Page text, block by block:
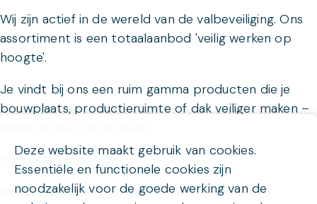
Wij zijn actief in de wereld van de valbeveiliging. Ons
assortiment is een totaalaanbod 'veilig werken op
hoogte'.
Je vindt bij ons een ruim gamma producten die je
bouwplaats, productieruimte of dak veiliger maken –
High & Safe biedt je …
Individuele beschermingsmiddelen, collectieve
Deze website maakt gebruik van cookies.
Essentiële en functionele cookies zijn
noodzakelijk voor de goede werking van de